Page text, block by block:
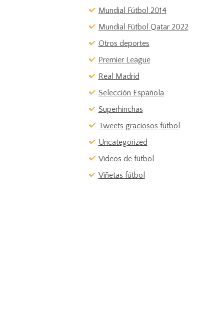
Mundial Fútbol 2014
Mundial Fútbol Qatar 2022
Otros deportes
Premier League
Real Madrid
Selección Española
Superhinchas
Tweets graciosos fútbol
Uncategorized
Vídeos de fútbol
Viñetas fútbol